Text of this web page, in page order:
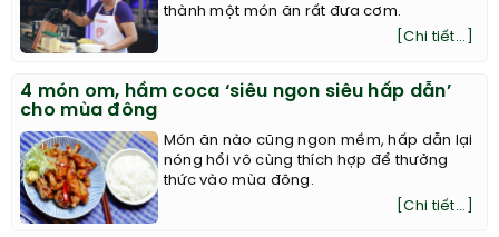
thành một món ăn rất đưa cơm.
[Chi tiết...]
4 món om, hầm coca ‘siêu ngon siêu hấp dẫn’
cho mùa đông
Món ăn nào cũng ngon mềm, hấp dẫn lại
nóng hổi vô cùng thích hợp để thưởng
thức vào mùa đông.
[Chi tiết...]